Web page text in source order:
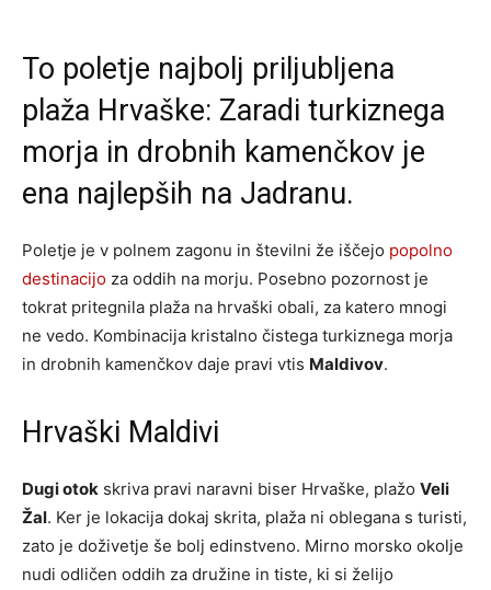
To poletje najbolj priljubljena
plaža Hrvaške: Zaradi turkiznega
morja in drobnih kamenčkov je
ena najlepših na Jadranu.
Poletje je v polnem zagonu in številni že iščejo popolno
destinacijo za oddih na morju. Posebno pozornost je
tokrat pritegnila plaža na hrvaški obali, za katero mnogi
ne vedo. Kombinacija kristalno čistega turkiznega morja
in drobnih kamenčkov daje pravi vtis Maldivov.
Hrvaški Maldivi
Dugi otok skriva pravi naravni biser Hrvaške, plažo Veli
Žal. Ker je lokacija dokaj skrita, plaža ni oblegana s turisti,
zato je doživetje še bolj edinstveno. Mirno morsko okolje
nudi odličen oddih za družine in tiste, ki si želijo